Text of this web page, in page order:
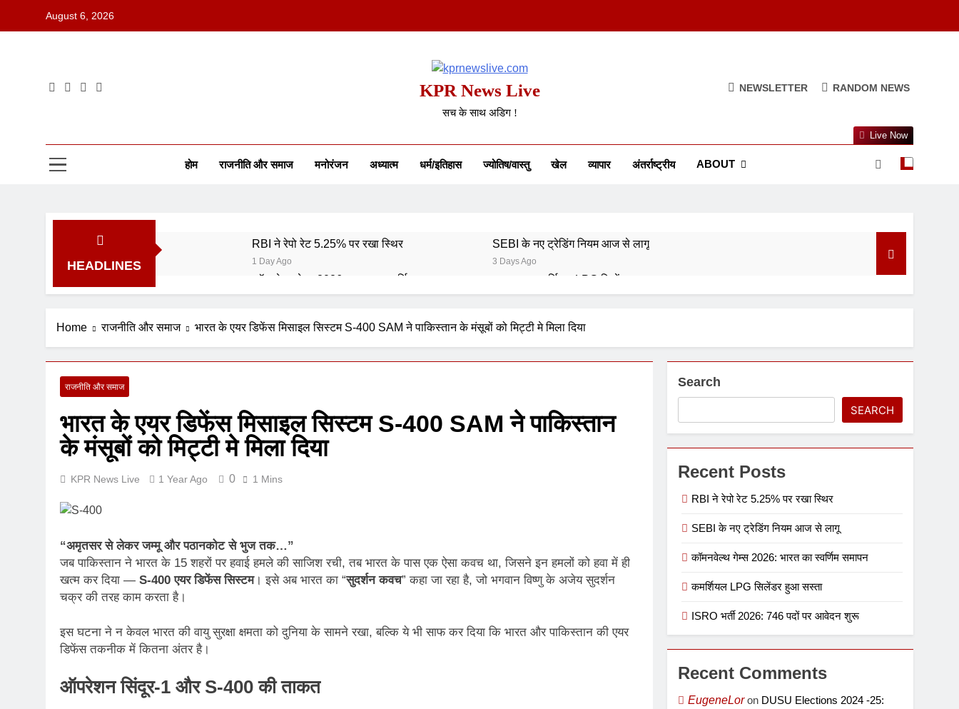
August 6, 2026
KPR News Live
सच के साथ अडिग !
NEWSLETTER RANDOM NEWS
होम राजनीति और समाज मनोरंजन अध्यात्म धर्म/इतिहास ज्योतिष/वास्तु खेल व्यापार अंतर्राष्ट्रीय ABOUT
Live Now
HEADLINES
RBI ने रेपो रेट 5.25% पर रखा स्थिर
1 Day Ago
SEBI के नए ट्रेडिंग नियम आज से लागू
3 Days Ago
कॉमनवेल्थ गेम्स 2026: भारत का स्वर्णिम समापन
4 Days Ago
कमर्शियल LPG सिलेंडर हुआ सस्ता
5 Days Ago
7 Days Ago 1 Week Ago
Home राजनीति और समाज भारत के एयर डिफेंस मिसाइल सिस्टम S-400 SAM ने पाकिस्तान के मंसूबों को मिट्टी मे मिला दिया
राजनीति और समाज
भारत के एयर डिफेंस मिसाइल सिस्टम S-400 SAM ने पाकिस्तान
के मंसूबों को मिट्टी मे मिला दिया
KPR News Live 1 Year Ago 0 1 Mins
“अमृतसर से लेकर जम्मू और पठानकोट से भुज तक…”
जब पाकिस्तान ने भारत के 15 शहरों पर हवाई हमले की साजिश रची, तब भारत के पास एक ऐसा कवच था, जिसने इन हमलों को हवा में ही
खत्म कर दिया — S-400 एयर डिफेंस सिस्टम। इसे अब भारत का “सुदर्शन कवच” कहा जा रहा है, जो भगवान विष्णु के अजेय सुदर्शन
चक्र की तरह काम करता है।
इस घटना ने न केवल भारत की वायु सुरक्षा क्षमता को दुनिया के सामने रखा, बल्कि ये भी साफ कर दिया कि भारत और पाकिस्तान की एयर
डिफेंस तकनीक में कितना अंतर है।
ऑपरेशन सिंदूर-1 और S-400 की ताकत
Search
SEARCH
Recent Posts
RBI ने रेपो रेट 5.25% पर रखा स्थिर
SEBI के नए ट्रेडिंग नियम आज से लागू
कॉमनवेल्थ गेम्स 2026: भारत का स्वर्णिम समापन
कमर्शियल LPG सिलेंडर हुआ सस्ता
ISRO भर्ती 2026: 746 पदों पर आवेदन शुरू
Recent Comments
EugeneLoron DUSU Elections 2024 -25: